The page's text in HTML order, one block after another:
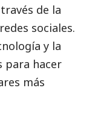
de la
sociales.
y la
para hacer
más